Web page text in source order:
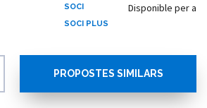
Disponible per a
SOCI
SOCI PLUS
PROPOSTES SIMILARS